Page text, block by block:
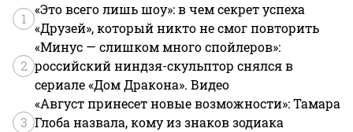
1
«Это всего лишь шоу»: в чем секрет успеха
«Друзей», который никто не смог повторить
2
«Минус — слишком много спойлеров»:
российский ниндзя-скульптор снялся в
сериале «Дом Дракона». Видео
3
«Август принесет новые возможности»: Тамара
Глоба назвала, кому из знаков зодиака